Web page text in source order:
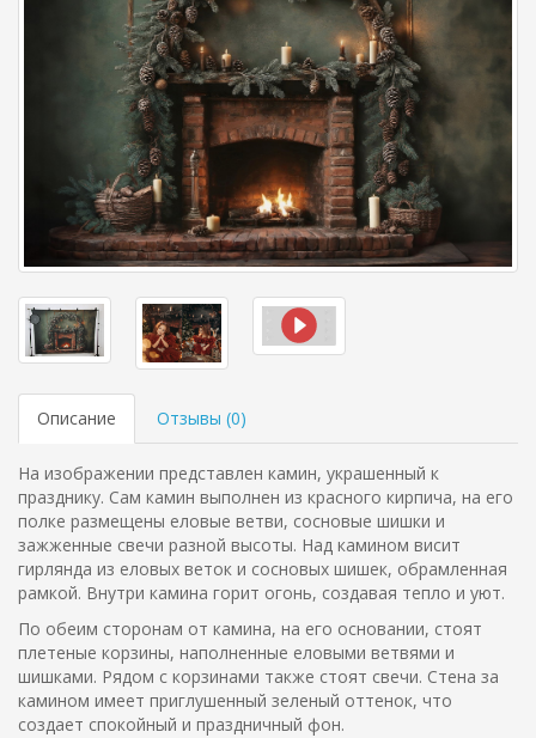
Описание Отзывы (0)
На изображении представлен камин, украшенный к
празднику. Сам камин выполнен из красного кирпича, на его
полке размещены еловые ветви, сосновые шишки и
зажженные свечи разной высоты. Над камином висит
гирлянда из еловых веток и сосновых шишек, обрамленная
рамкой. Внутри камина горит огонь, создавая тепло и уют.
По обеим сторонам от камина, на его основании, стоят
плетеные корзины, наполненные еловыми ветвями и
шишками. Рядом с корзинами также стоят свечи. Стена за
камином имеет приглушенный зеленый оттенок, что
создает спокойный и праздничный фон.